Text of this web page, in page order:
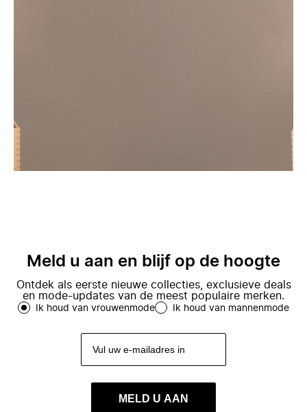
Meld u aan en blijf op de hoogte
Ontdek als eerste nieuwe collecties, exclusieve deals
en mode-updates van de meest populaire merken.
Ik houd van vrouwenmode Ik houd van mannenmode
MELD U AAN